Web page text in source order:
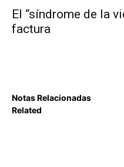
El “síndrome de la
factura
Notas Relacionadas
Related